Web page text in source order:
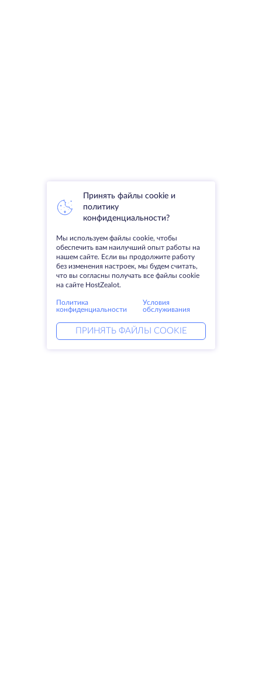
Принять файлы cookie и
политику
конфиденциальности?
Мы используем файлы cookie, чтобы
обеспечить вам наилучший опыт работы на
нашем сайте. Если вы продолжите работу
без изменения настроек, мы будем считать,
что вы согласны получать все файлы cookie
на сайте HostZealot.
Политика
конфиденциальности
Условия
обслуживания
ПРИНЯТЬ ФАЙЛЫ COOKIE